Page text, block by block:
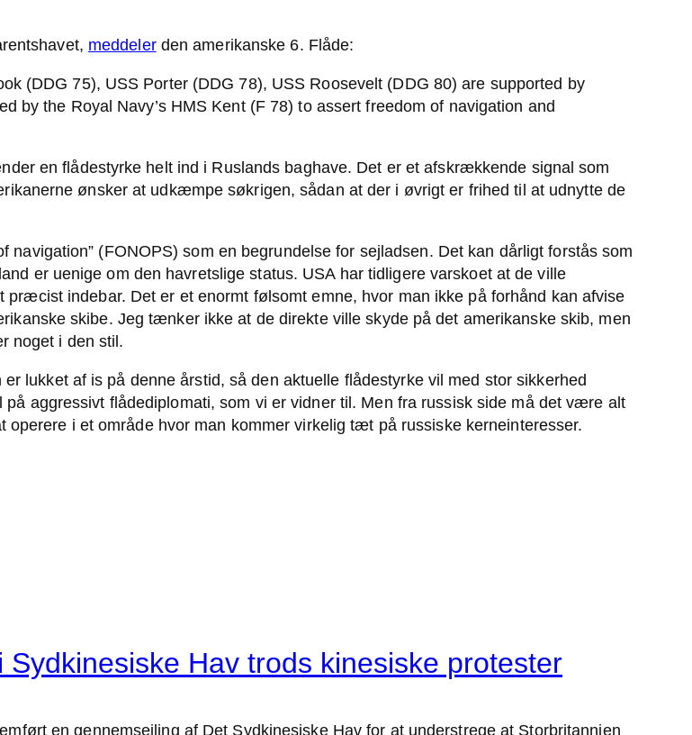
meddelerden amerikanske 6. Flåde:
(DDG 75), USS Porter (DDG 78), USS Roosevelt (DDG 80) are supported by
by the Royal Navy’s HMS Kent (F 78) to assert freedom of navigation and
en flådestyrke helt ind i Ruslands baghave. Det er et afskrækkende signal som
ønsker at udkæmpe søkrigen, sådan at der i øvrigt er frihed til at udnytte de
(FONOPS) som en begrundelse for sejladsen. Det kan dårligt forstås som
er uenige om den havretslige status. USA har tidligere varskoet at de ville
indebar. Det er et enormt følsomt emne, hvor man ikke på forhånd kan afvise
skibe. Jeg tænker ikke at de direkte ville skyde på det amerikanske skib, men
noget i den stil.
lukket af is på denne årstid, så den aktuelle flådestyrke vil med stor sikkerhed
aggressivt flådediplomati, som vi er vidner til. Men fra russisk side må det være alt
i et område hvor man kommer virkelig tæt på russiske kerneinteresser.
Hav trods kinesiske protester
en gennemsejling af Det Sydkinesiske Hav for at understrege at Storbritannien